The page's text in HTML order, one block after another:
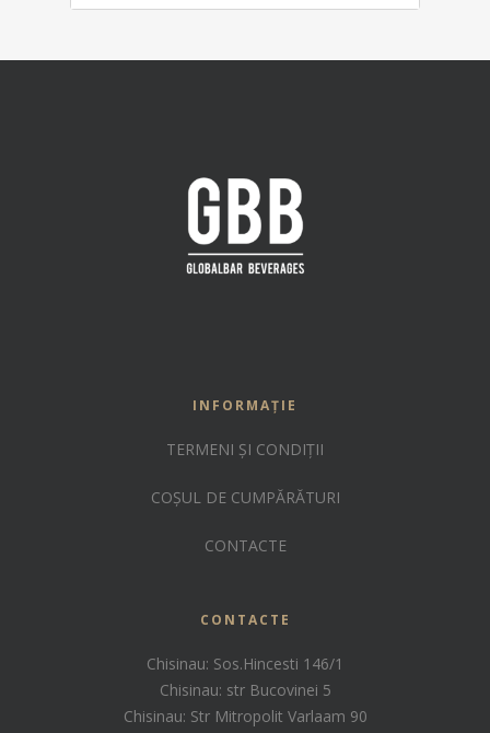
INFORMAȚIE
TERMENI ȘI CONDIȚII
COȘUL DE CUMPĂRĂTURI
CONTACTE
CONTACTE
Chisinau: Sos.Hincesti 146/1
Chisinau: str Bucovinei 5
Chisinau: Str Mitropolit Varlaam 90